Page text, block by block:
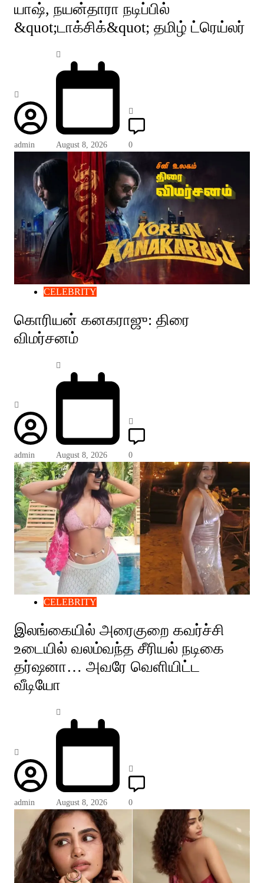
யாஷ், நயன்தாரா நடிப்பில்
&quot;டாக்சிக்&quot; தமிழ் ட்ரெய்லர்
admin August 8, 2026 0
CELEBRITY
கொரியன் கனகராஜு: திரை
விமர்சனம்
admin August 8, 2026 0
CELEBRITY
இலங்கையில் அரைகுறை கவர்ச்சி
உடையில் வலம்வந்த சீரியல் நடிகை
தர்ஷனா… அவரே வெளியிட்ட
வீடியோ
admin August 8, 2026 0